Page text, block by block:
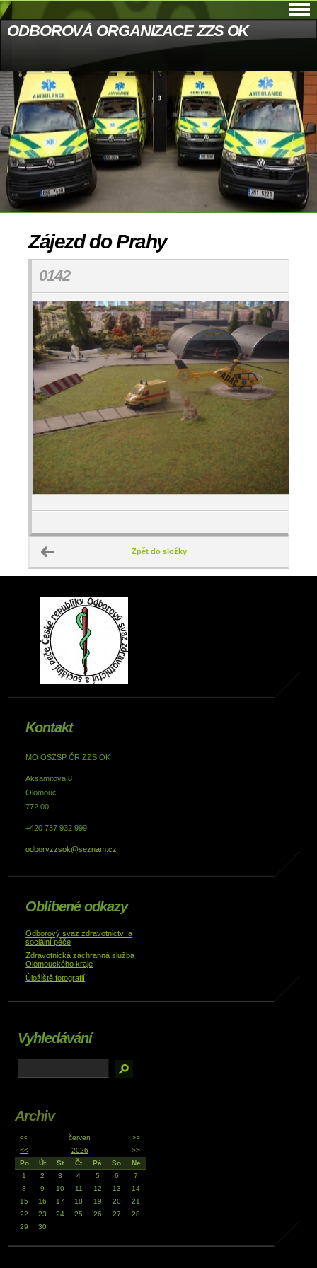
ODBOROVÁ ORGANIZACE ZZS OK
Zájezd do Prahy
0142
Zpět do složky
Kontakt
MO OSZSP ČR ZZS OK
Aksamitova 8
Olomouc
772 00
+420 737 932 999
odboryzzsok@seznam.cz
Oblíbené odkazy
Odborový svaz zdravotnictví a
sociální péče
Zdravotnická záchranná služba
Olomouckého kraje
Úložiště fotografií
Vyhledávání
Archiv
<< červen
>>
<<
2026
>>
Po
Út St Čt Pá So
Ne
1
2 3 4 5 6
7
8
9 10 11 12 13
14
15
16 17 18 19 20
21
22
23 24 25 26 27
28
29
30